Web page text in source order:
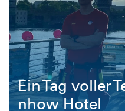
Ein Tag voller
nhow Hotel